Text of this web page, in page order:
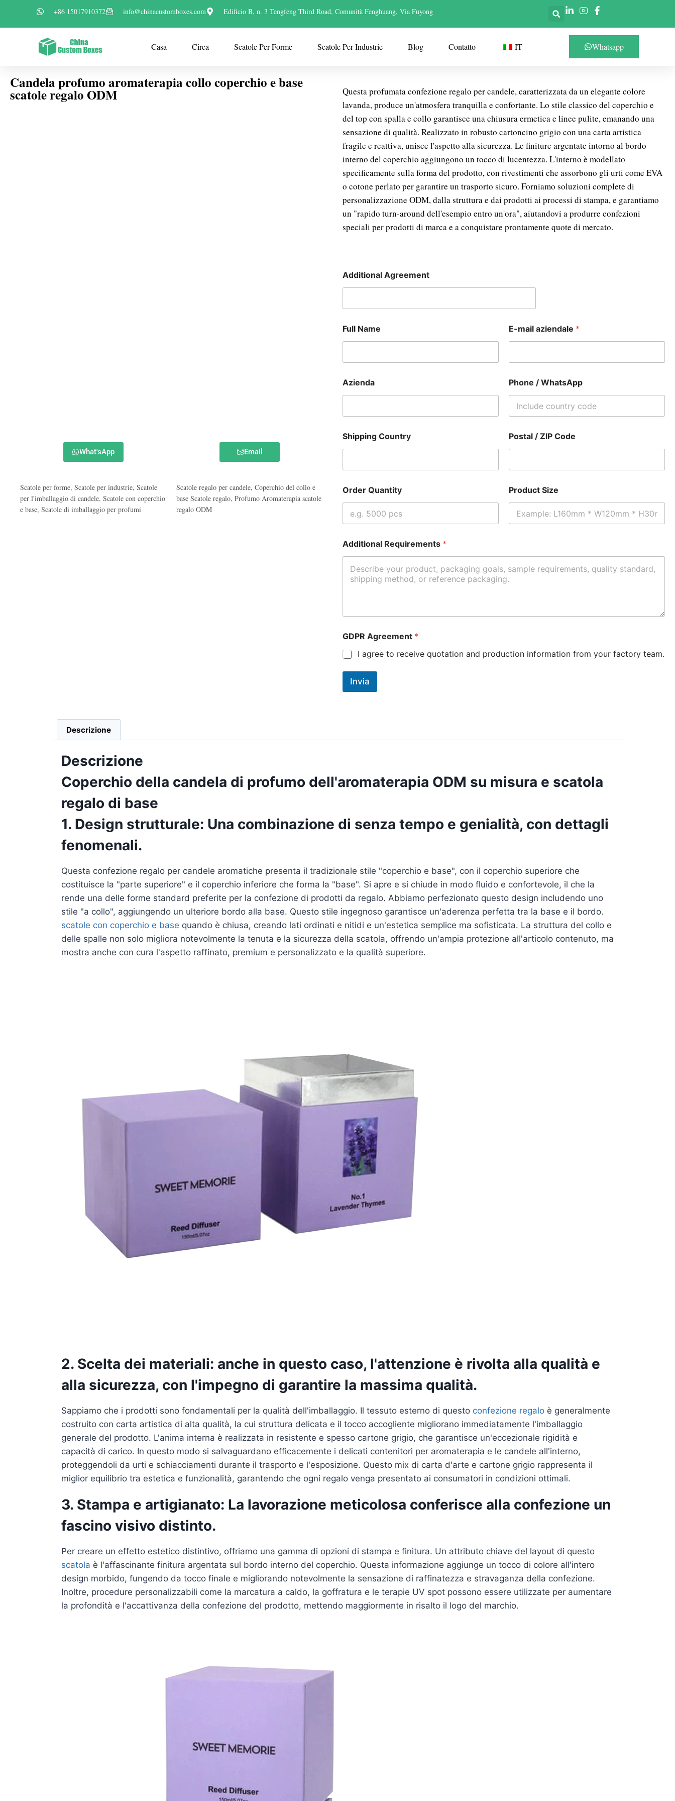
+86 15017910372 info@chinacustomboxes.com Edificio B, n. 3 Tengfeng Third Road, Comunità Fenghuang, Via Fuyong
Casa Circa Scatole Per Forme Scatole Per Industrie Blog Contatto IT Whatsapp
Candela profumo aromaterapia collo coperchio e base
scatole regalo ODM
What'sApp Email
Scatole per forme, Scatole per industrie, Scatole
per l'imballaggio di candele, Scatole con coperchio
e base, Scatole di imballaggio per profumi
Scatole regalo per candele, Coperchio del collo e
base Scatole regalo, Profumo Aromaterapia scatole
regalo ODM
Questa profumata confezione regalo per candele, caratterizzata da un elegante colore
lavanda, produce un'atmosfera tranquilla e confortante. Lo stile classico del coperchio e
del top con spalla e collo garantisce una chiusura ermetica e linee pulite, emanando una
sensazione di qualità. Realizzato in robusto cartoncino grigio con una carta artistica
fragile e reattiva, unisce l'aspetto alla sicurezza. Le finiture argentate intorno al bordo
interno del coperchio aggiungono un tocco di lucentezza. L'interno è modellato
specificamente sulla forma del prodotto, con rivestimenti che assorbono gli urti come EVA
o cotone perlato per garantire un trasporto sicuro. Forniamo soluzioni complete di
personalizzazione ODM, dalla struttura e dai prodotti ai processi di stampa, e garantiamo
un "rapido turn-around dell'esempio entro un'ora", aiutandovi a produrre confezioni
speciali per prodotti di marca e a conquistare prontamente quote di mercato.
Additional Agreement
Full Name E-mail aziendale *
Azienda Phone / WhatsApp
Shipping Country Postal / ZIP Code
Order Quantity Product Size
Additional Requirements *
GDPR Agreement *
I agree to receive quotation and production information from your factory team.
Invia
Descrizione
Descrizione
Coperchio della candela di profumo dell'aromaterapia ODM su misura e scatola
regalo di base
1. Design strutturale: Una combinazione di senza tempo e genialità, con dettagli
fenomenali.
Questa confezione regalo per candele aromatiche presenta il tradizionale stile "coperchio e base", con il coperchio superiore che
costituisce la "parte superiore" e il coperchio inferiore che forma la "base". Si apre e si chiude in modo fluido e confortevole, il che la
rende una delle forme standard preferite per la confezione di prodotti da regalo. Abbiamo perfezionato questo design includendo uno
stile "a collo", aggiungendo un ulteriore bordo alla base. Questo stile ingegnoso garantisce un'aderenza perfetta tra la base e il bordo.
scatole con coperchio e base quando è chiusa, creando lati ordinati e nitidi e un'estetica semplice ma sofisticata. La struttura del collo e
delle spalle non solo migliora notevolmente la tenuta e la sicurezza della scatola, offrendo un'ampia protezione all'articolo contenuto, ma
mostra anche con cura l'aspetto raffinato, premium e personalizzato e la qualità superiore.
2. Scelta dei materiali: anche in questo caso, l'attenzione è rivolta alla qualità e
alla sicurezza, con l'impegno di garantire la massima qualità.
Sappiamo che i prodotti sono fondamentali per la qualità dell'imballaggio. Il tessuto esterno di questo confezione regalo è generalmente
costruito con carta artistica di alta qualità, la cui struttura delicata e il tocco accogliente migliorano immediatamente l'imballaggio
generale del prodotto. L'anima interna è realizzata in resistente e spesso cartone grigio, che garantisce un'eccezionale rigidità e
capacità di carico. In questo modo si salvaguardano efficacemente i delicati contenitori per aromaterapia e le candele all'interno,
proteggendoli da urti e schiacciamenti durante il trasporto e l'esposizione. Questo mix di carta d'arte e cartone grigio rappresenta il
miglior equilibrio tra estetica e funzionalità, garantendo che ogni regalo venga presentato ai consumatori in condizioni ottimali.
3. Stampa e artigianato: La lavorazione meticolosa conferisce alla confezione un
fascino visivo distinto.
Per creare un effetto estetico distintivo, offriamo una gamma di opzioni di stampa e finitura. Un attributo chiave del layout di questo
scatola è l'affascinante finitura argentata sul bordo interno del coperchio. Questa informazione aggiunge un tocco di colore all'intero
design morbido, fungendo da tocco finale e migliorando notevolmente la sensazione di raffinatezza e stravaganza della confezione.
Inoltre, procedure personalizzabili come la marcatura a caldo, la goffratura e le terapie UV spot possono essere utilizzate per aumentare
la profondità e l'accattivanza della confezione del prodotto, mettendo maggiormente in risalto il logo del marchio.